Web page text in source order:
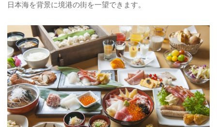
日本海を背景に境港の街を一望できます。